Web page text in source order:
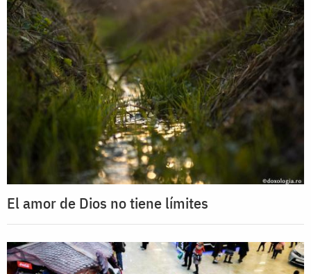
El amor de Dios no tiene límites